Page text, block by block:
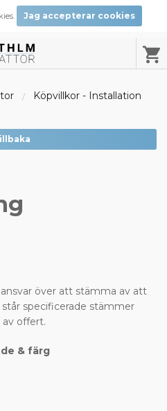
Jag accepterar cookies
Köpvillkor - Installation
över att stämma av att
specificerade stämmer
offert.
& färg